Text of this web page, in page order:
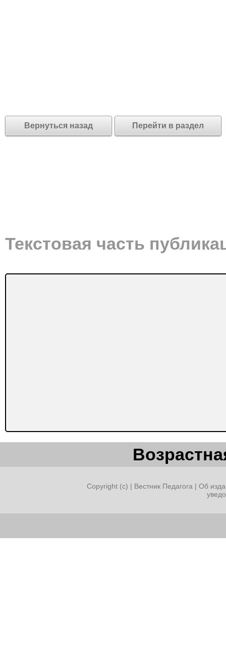
Вернуться назад Перейти в раздел
Текстовая часть
Copyright (c) | Вестник Педагога | Об